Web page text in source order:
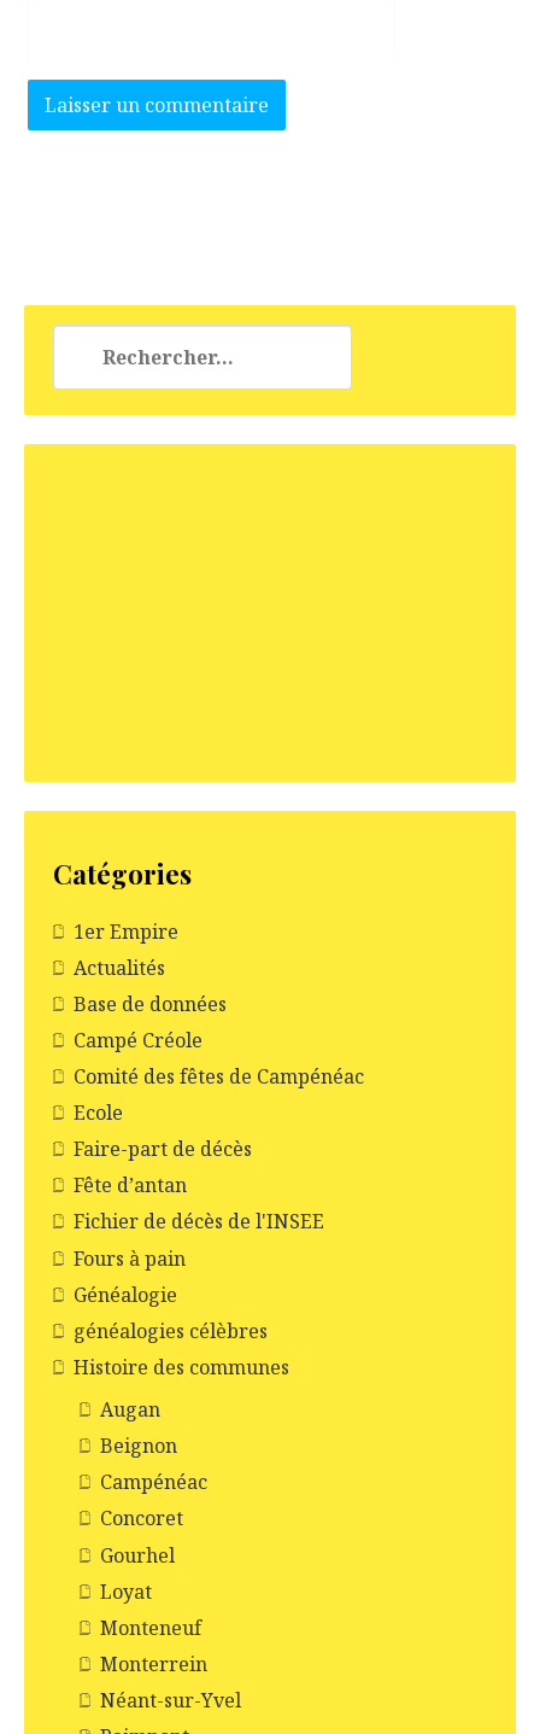
Rechercher :
Catégories
1er Empire
Actualités
Base de données
Campé Créole
Comité des fêtes de Campénéac
Ecole
Faire-part de décès
Fête d’antan
Fichier de décès de l'INSEE
Fours à pain
Généalogie
généalogies célèbres
Histoire des communes
Augan
Beignon
Campénéac
Concoret
Gourhel
Loyat
Monteneuf
Monterrein
Néant-sur-Yvel